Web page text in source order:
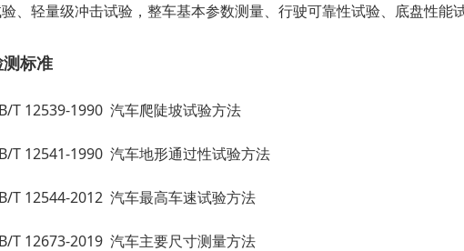
、轻量级冲击试验，整车基本参数测量、行驶可靠性试验、底盘性能
标准
T 12539-1990 汽车爬陡坡试验方法
T 12541-1990 汽车地形通过性试验方法
T 12544-2012 汽车最高车速试验方法
T 12673-2019 汽车主要尺寸测量方法